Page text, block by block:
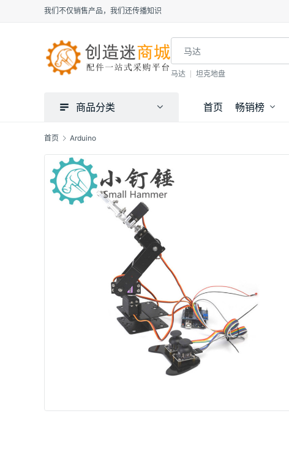
我们不仅销售产品，我们还传播知识
马达 坦克地盘
商品分类 首页 畅销榜
首页 Arduino